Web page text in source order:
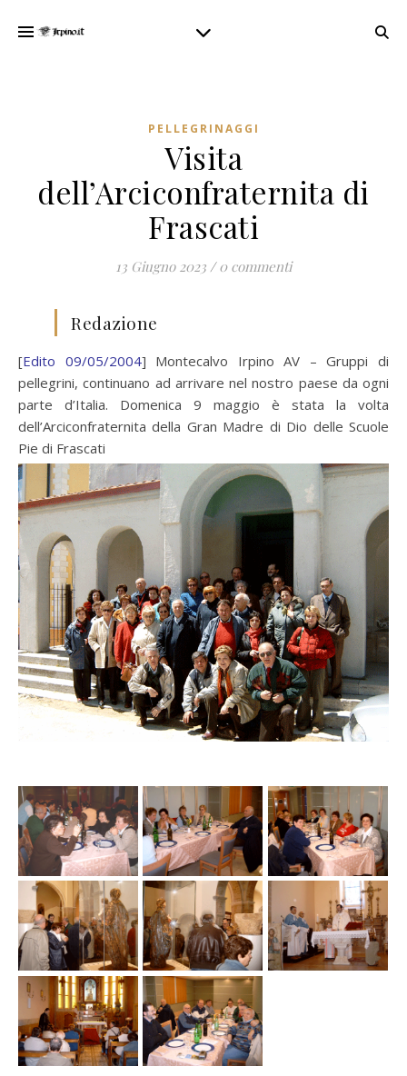
PELLEGRINAGGI
Visita
dell’Arciconfraternita di
Frascati
13 Giugno 2023 / 0 commenti
Redazione
[ Edito 09/05/2004] Montecalvo Irpino AV – Gruppi di
pellegrini, continuano ad arrivare nel nostro paese da ogni
parte d’Italia. Domenica 9 maggio è stata la volta
dell’Arciconfraternita della Gran Madre di Dio delle Scuole
Pie di Frascati